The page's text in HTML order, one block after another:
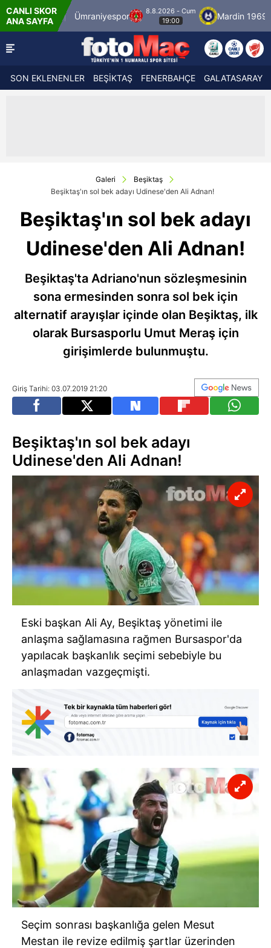
CANLI SKOR
ANA SAYFAÜmraniyespor
8.8.2026 - Cum
19:00
Mardin 1969 Spor
SON EKLENENLER BEŞİKTAŞ FENERBAHÇE GALATASARAY
Galeri
Beşiktaş
Beşiktaş'ın sol bek adayı Udinese'den Ali Adnan!
Beşiktaş'ın sol bek adayı
Udinese'den Ali Adnan!
Beşiktaş'ta Adriano'nun sözleşmesinin
sona ermesinden sonra sol bek için
alternatif arayışlar içinde olan Beşiktaş, ilk
olarak Bursasporlu Umut Meraş için
girişimlerde bulunmuştu.
Giriş Tarihi: 03.07.2019 21:20
Beşiktaş'ın sol bek adayı
Udinese'den Ali Adnan!
Eski başkan Ali Ay, Beşiktaş yönetimi ile
anlaşma sağlamasına rağmen Bursaspor'da
yapılacak başkanlık seçimi sebebiyle bu
anlaşmadan vazgeçmişti.
Seçim sonrası başkanlığa gelen Mesut
Mestan ile revize edilmiş şartlar üzerinden